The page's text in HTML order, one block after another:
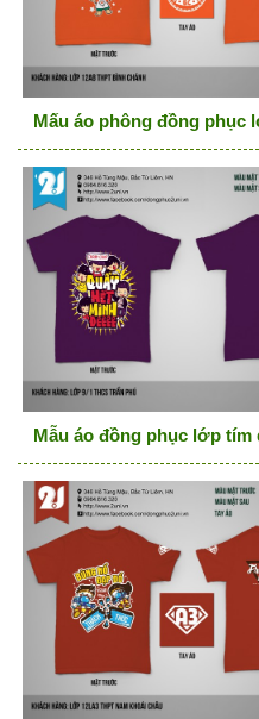
Mấu áo phông đồng phục
Mẫu áo đồng phục lớp tím